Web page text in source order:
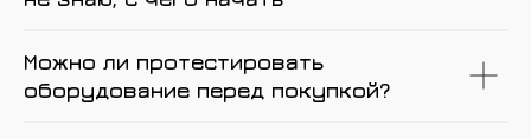
Можно ли протестировать
оборудование перед покупкой?